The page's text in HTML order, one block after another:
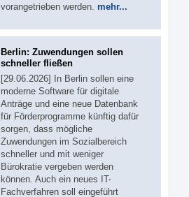
vorangetrieben werden. mehr...
Berlin: Zuwendungen sollen
schneller fließen
[29.06.2026] In Berlin sollen eine
moderne Software für digitale
Anträge und eine neue Datenbank
für Förderprogramme künftig dafür
sorgen, dass mögliche
Zuwendungen im Sozialbereich
schneller und mit weniger
Bürokratie vergeben werden
können. Auch ein neues IT-
Fachverfahren soll eingeführt